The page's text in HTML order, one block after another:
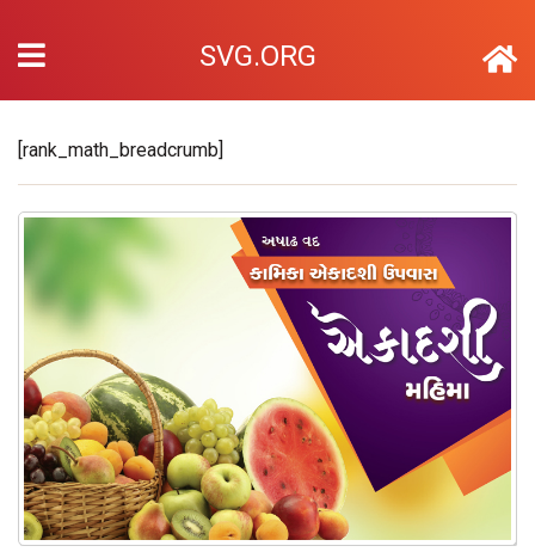
SVG.ORG
[rank_math_breadcrumb]